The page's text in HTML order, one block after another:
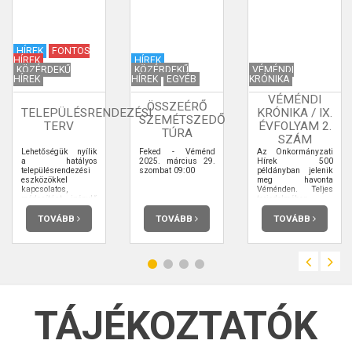
HÍREK
FONTOS
HÍREK
KÖZÉRDEKŰ
HÍREK
TELEPÜLÉSRENDEZÉSI
TERV
Lehetőségük nyílik
a hatályos
településrendezési
eszközökkel
kapcsolatos,
módosítást igénylő
észrevételeik
megtételére.
Határidő: 2022.
TOVÁBB
HÍREK
KÖZÉRDEKŰ
HÍREK
EGYÉB
ÖSSZEÉRŐ
SZEMÉTSZEDŐ
TÚRA
Feked - Véménd
2025. március 29.
szombat 09:00
TOVÁBB
VÉMÉNDI
KRÓNIKA
VÉMÉNDI
KRÓNIKA / IX.
ÉVFOLYAM 2.
SZÁM
Az Önkormányzati
Hírek 500
példányban jelenik
meg havonta
Véménden. Teljes
terjedelmében
elolvashatja.
TOVÁBB
TÁJÉKOZTATÓK